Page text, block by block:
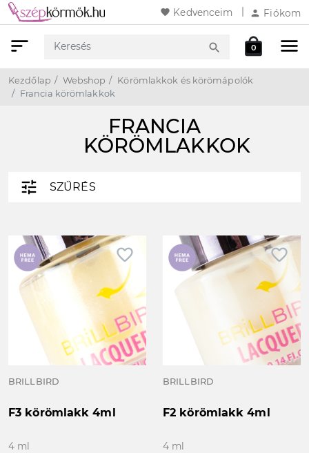
favorite Kedvenceim person Fiókom
menu
sort
Webshop
search
Keresés
local_mall
Kosár
0
Kezdőlap Webshop
Körömlakkok és körömápolók
Francia körömlakkok
FRANCIA
KÖRÖMLAKKOK
tune SZŰRÉS
favorite_border
BRILLBIRD
F3 körömlakk 4ml
4 ml
favorite_border
BRILLBIRD
F2 körömlakk 4ml
4 ml